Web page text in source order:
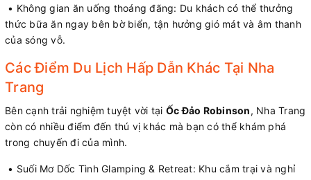
• Không gian ăn uống thoáng đãng: Du khách có thể thưởng
thức bữa ăn ngay bên bờ biển, tận hưởng gió mát và âm thanh
của sóng vỗ.
Các Điểm Du Lịch Hấp Dẫn Khác Tại Nha
Trang
Bên cạnh trải nghiệm tuyệt vời tại Ốc Đảo Robinson, Nha Trang
còn có nhiều điểm đến thú vị khác mà bạn có thể khám phá
trong chuyến đi của mình.
• Suối Mơ Dốc Tình Glamping & Retreat: Khu cắm trại và nghỉ